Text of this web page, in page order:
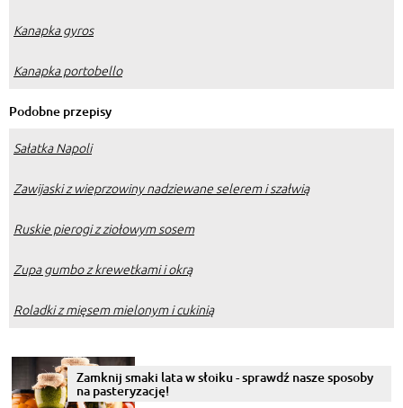
Kanapka gyros
Kanapka portobello
Podobne przepisy
Sałatka Napoli
Zawijaski z wieprzowiny nadziewane selerem i szałwią
Ruskie pierogi z ziołowym sosem
Zupa gumbo z krewetkami i okrą
Roladki z mięsem mielonym i cukinią
Zamknij smaki lata w słoiku - sprawdź nasze sposoby
na pasteryzację!